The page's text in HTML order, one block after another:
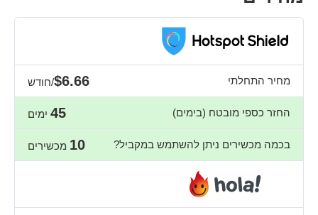
מחיר התחלתי $6.66/חודש
החזר כספי מובטח (בימים) 45 ימים
בכמה מכשירים ניתן להשתמש במקביל? 10 מכשירים